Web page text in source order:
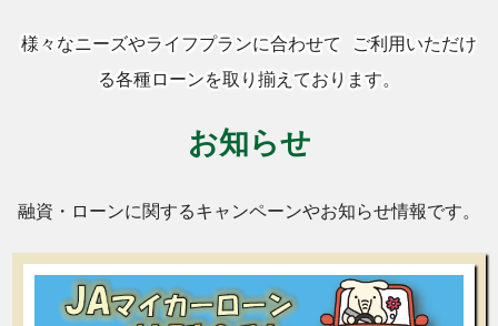
様々なニーズやライフプランに合わせて ご利用いただけ
る各種ローンを取り揃えております。
お知らせ
融資・ローンに関するキャンペーンやお知らせ情報です。